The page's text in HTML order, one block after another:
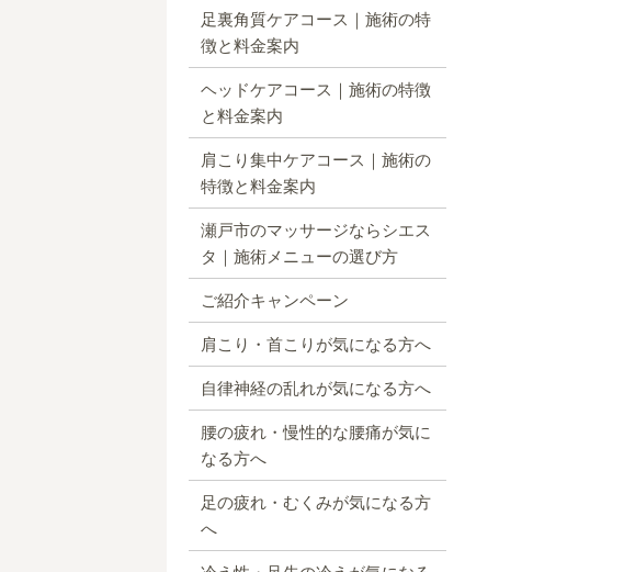
足裏角質ケアコース｜施術の特
徴と料金案内
ヘッドケアコース｜施術の特徴
と料金案内
肩こり集中ケアコース｜施術の
特徴と料金案内
瀬戸市のマッサージならシエス
タ｜施術メニューの選び方
ご紹介キャンペーン
肩こり・首こりが気になる方へ
自律神経の乱れが気になる方へ
腰の疲れ・慢性的な腰痛が気に
なる方へ
足の疲れ・むくみが気になる方
へ